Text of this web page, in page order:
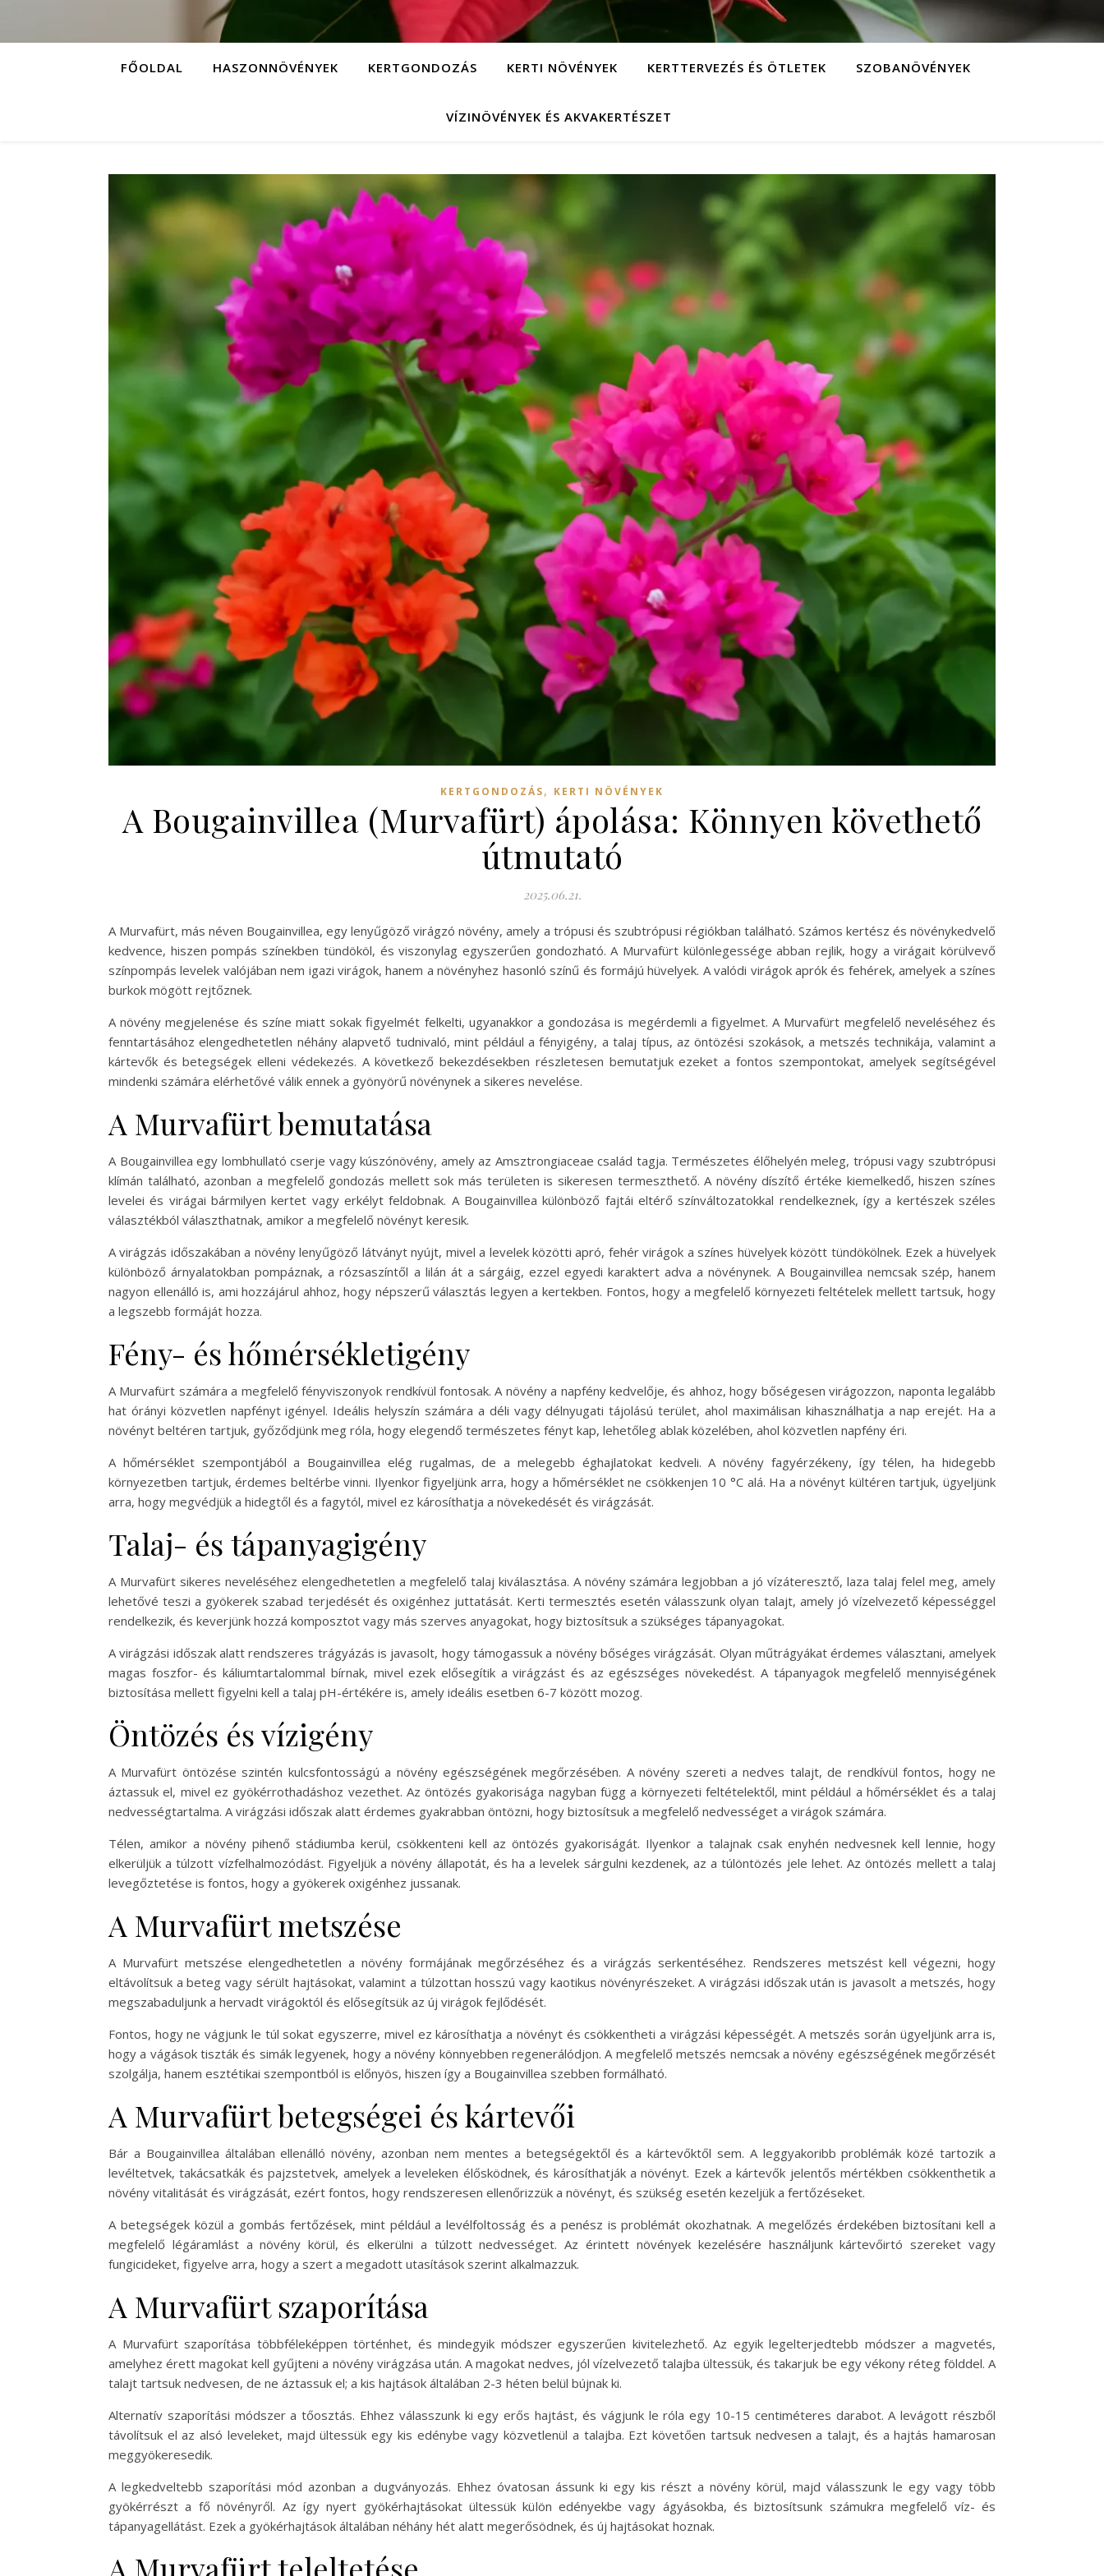
FŐOLDAL HASZONNÖVÉNYEK KERTGONDOZÁS KERTI NÖVÉNYEK KERTTERVEZÉS ÉS ÖTLETEK SZOBANÖVÉNYEK
VÍZINÖVÉNYEK ÉS AKVAKERTÉSZET
KERTGONDOZÁS, KERTI NÖVÉNYEK
A Bougainvillea (Murvafürt) ápolása: Könnyen követhető
útmutató
2025.06.21.
A Murvafürt, más néven Bougainvillea, egy lenyűgöző virágzó növény, amely a trópusi és szubtrópusi régiókban található. Számos kertész és növénykedvelő
kedvence, hiszen pompás színekben tündököl, és viszonylag egyszerűen gondozható. A Murvafürt különlegessége abban rejlik, hogy a virágait körülvevő
színpompás levelek valójában nem igazi virágok, hanem a növényhez hasonló színű és formájú hüvelyek. A valódi virágok aprók és fehérek, amelyek a színes
burkok mögött rejtőznek.
A növény megjelenése és színe miatt sokak figyelmét felkelti, ugyanakkor a gondozása is megérdemli a figyelmet. A Murvafürt megfelelő neveléséhez és
fenntartásához elengedhetetlen néhány alapvető tudnivaló, mint például a fényigény, a talaj típus, az öntözési szokások, a metszés technikája, valamint a
kártevők és betegségek elleni védekezés. A következő bekezdésekben részletesen bemutatjuk ezeket a fontos szempontokat, amelyek segítségével
mindenki számára elérhetővé válik ennek a gyönyörű növénynek a sikeres nevelése.
A Murvafürt bemutatása
A Bougainvillea egy lombhullató cserje vagy kúszónövény, amely az Amsztrongiaceae család tagja. Természetes élőhelyén meleg, trópusi vagy szubtrópusi
klímán található, azonban a megfelelő gondozás mellett sok más területen is sikeresen termeszthető. A növény díszítő értéke kiemelkedő, hiszen színes
levelei és virágai bármilyen kertet vagy erkélyt feldobnak. A Bougainvillea különböző fajtái eltérő színváltozatokkal rendelkeznek, így a kertészek széles
választékból választhatnak, amikor a megfelelő növényt keresik.
A virágzás időszakában a növény lenyűgöző látványt nyújt, mivel a levelek közötti apró, fehér virágok a színes hüvelyek között tündökölnek. Ezek a hüvelyek
különböző árnyalatokban pompáznak, a rózsaszíntől a lilán át a sárgáig, ezzel egyedi karaktert adva a növénynek. A Bougainvillea nemcsak szép, hanem
nagyon ellenálló is, ami hozzájárul ahhoz, hogy népszerű választás legyen a kertekben. Fontos, hogy a megfelelő környezeti feltételek mellett tartsuk, hogy
a legszebb formáját hozza.
Fény- és hőmérsékletigény
A Murvafürt számára a megfelelő fényviszonyok rendkívül fontosak. A növény a napfény kedvelője, és ahhoz, hogy bőségesen virágozzon, naponta legalább
hat órányi közvetlen napfényt igényel. Ideális helyszín számára a déli vagy délnyugati tájolású terület, ahol maximálisan kihasználhatja a nap erejét. Ha a
növényt beltéren tartjuk, győződjünk meg róla, hogy elegendő természetes fényt kap, lehetőleg ablak közelében, ahol közvetlen napfény éri.
A hőmérséklet szempontjából a Bougainvillea elég rugalmas, de a melegebb éghajlatokat kedveli. A növény fagyérzékeny, így télen, ha hidegebb
környezetben tartjuk, érdemes beltérbe vinni. Ilyenkor figyeljünk arra, hogy a hőmérséklet ne csökkenjen 10 °C alá. Ha a növényt kültéren tartjuk, ügyeljünk
arra, hogy megvédjük a hidegtől és a fagytól, mivel ez károsíthatja a növekedését és virágzását.
Talaj- és tápanyagigény
A Murvafürt sikeres neveléséhez elengedhetetlen a megfelelő talaj kiválasztása. A növény számára legjobban a jó vízáteresztő, laza talaj felel meg, amely
lehetővé teszi a gyökerek szabad terjedését és oxigénhez juttatását. Kerti termesztés esetén válasszunk olyan talajt, amely jó vízelvezető képességgel
rendelkezik, és keverjünk hozzá komposztot vagy más szerves anyagokat, hogy biztosítsuk a szükséges tápanyagokat.
A virágzási időszak alatt rendszeres trágyázás is javasolt, hogy támogassuk a növény bőséges virágzását. Olyan műtrágyákat érdemes választani, amelyek
magas foszfor- és káliumtartalommal bírnak, mivel ezek elősegítik a virágzást és az egészséges növekedést. A tápanyagok megfelelő mennyiségének
biztosítása mellett figyelni kell a talaj pH-értékére is, amely ideális esetben 6-7 között mozog.
Öntözés és vízigény
A Murvafürt öntözése szintén kulcsfontosságú a növény egészségének megőrzésében. A növény szereti a nedves talajt, de rendkívül fontos, hogy ne
áztassuk el, mivel ez gyökérrothadáshoz vezethet. Az öntözés gyakorisága nagyban függ a környezeti feltételektől, mint például a hőmérséklet és a talaj
nedvességtartalma. A virágzási időszak alatt érdemes gyakrabban öntözni, hogy biztosítsuk a megfelelő nedvességet a virágok számára.
Télen, amikor a növény pihenő stádiumba kerül, csökkenteni kell az öntözés gyakoriságát. Ilyenkor a talajnak csak enyhén nedvesnek kell lennie, hogy
elkerüljük a túlzott vízfelhalmozódást. Figyeljük a növény állapotát, és ha a levelek sárgulni kezdenek, az a túlöntözés jele lehet. Az öntözés mellett a talaj
levegőztetése is fontos, hogy a gyökerek oxigénhez jussanak.
A Murvafürt metszése
A Murvafürt metszése elengedhetetlen a növény formájának megőrzéséhez és a virágzás serkentéséhez. Rendszeres metszést kell végezni, hogy
eltávolítsuk a beteg vagy sérült hajtásokat, valamint a túlzottan hosszú vagy kaotikus növényrészeket. A virágzási időszak után is javasolt a metszés, hogy
megszabaduljunk a hervadt virágoktól és elősegítsük az új virágok fejlődését.
Fontos, hogy ne vágjunk le túl sokat egyszerre, mivel ez károsíthatja a növényt és csökkentheti a virágzási képességét. A metszés során ügyeljünk arra is,
hogy a vágások tiszták és simák legyenek, hogy a növény könnyebben regenerálódjon. A megfelelő metszés nemcsak a növény egészségének megőrzését
szolgálja, hanem esztétikai szempontból is előnyös, hiszen így a Bougainvillea szebben formálható.
A Murvafürt betegségei és kártevői
Bár a Bougainvillea általában ellenálló növény, azonban nem mentes a betegségektől és a kártevőktől sem. A leggyakoribb problémák közé tartozik a
levéltetvek, takácsatkák és pajzstetvek, amelyek a leveleken élősködnek, és károsíthatják a növényt. Ezek a kártevők jelentős mértékben csökkenthetik a
növény vitalitását és virágzását, ezért fontos, hogy rendszeresen ellenőrizzük a növényt, és szükség esetén kezeljük a fertőzéseket.
A betegségek közül a gombás fertőzések, mint például a levélfoltosság és a penész is problémát okozhatnak. A megelőzés érdekében biztosítani kell a
megfelelő légáramlást a növény körül, és elkerülni a túlzott nedvességet. Az érintett növények kezelésére használjunk kártevőirtó szereket vagy
fungicideket, figyelve arra, hogy a szert a megadott utasítások szerint alkalmazzuk.
A Murvafürt szaporítása
A Murvafürt szaporítása többféleképpen történhet, és mindegyik módszer egyszerűen kivitelezhető. Az egyik legelterjedtebb módszer a magvetés,
amelyhez érett magokat kell gyűjteni a növény virágzása után. A magokat nedves, jól vízelvezető talajba ültessük, és takarjuk be egy vékony réteg földdel. A
talajt tartsuk nedvesen, de ne áztassuk el; a kis hajtások általában 2-3 héten belül bújnak ki.
Alternatív szaporítási módszer a tőosztás. Ehhez válasszunk ki egy erős hajtást, és vágjunk le róla egy 10-15 centiméteres darabot. A levágott részből
távolítsuk el az alsó leveleket, majd ültessük egy kis edénybe vagy közvetlenül a talajba. Ezt követően tartsuk nedvesen a talajt, és a hajtás hamarosan
meggyökeresedik.
A legkedveltebb szaporítási mód azonban a dugványozás. Ehhez óvatosan ássunk ki egy kis részt a növény körül, majd válasszunk le egy vagy több
gyökérrészt a fő növényről. Az így nyert gyökérhajtásokat ültessük külön edényekbe vagy ágyásokba, és biztosítsunk számukra megfelelő víz- és
tápanyagellátást. Ezek a gyökérhajtások általában néhány hét alatt megerősödnek, és új hajtásokat hoznak.
A Murvafürt teleltetése